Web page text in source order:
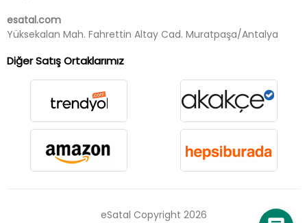
esatal.com
Yüksekalan Mah. Fahrettin Altay Cad. Muratpaşa/Antalya
Diğer Satış Ortaklarımız
eSatal Copyright 2026